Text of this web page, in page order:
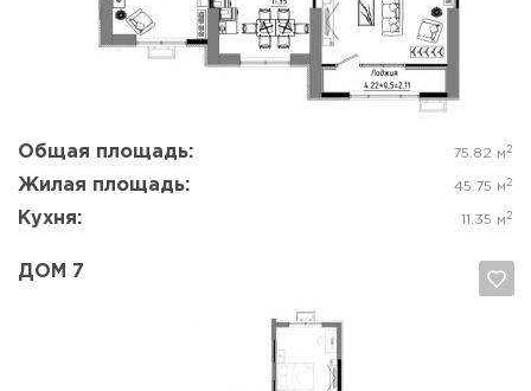
Общая площадь: 75.82 м 2
Жилая площадь: 45.75 м 2
Кухня: 11.35 м 2
Да, удалить Отмена
ДОМ 7